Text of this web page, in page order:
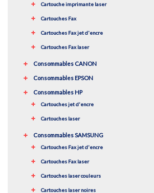
Cartouche imprimante laser
Cartouches Fax
Cartouches Fax jet d'encre
Cartouches Fax laser
Consommables CANON
Consommables EPSON
Consommables HP
Cartouches jet d'encre
Cartouches laser
Consommables SAMSUNG
Cartouches Fax jet d'encre
Cartouches Fax laser
Cartouches laser couleurs
Cartouches laser noires